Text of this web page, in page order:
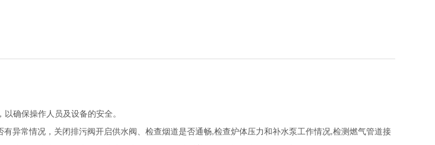
确保操作人员及设备的安全。
异常情况，关闭排污阀开启供水阀、检查烟道是否通畅,检查炉体压力和补水泵工作情况,检测燃气管道接